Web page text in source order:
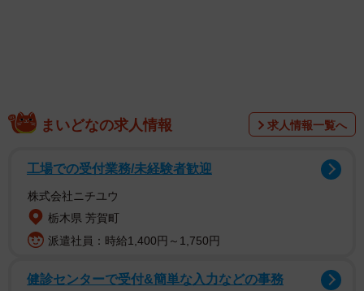
田中さんと同じような悩みを抱える人は多いのではないで
しょうか。介護保険サービスも、何を利用すれば良いの
か、どこで相談が出来るのか、少し難しく感じてしまいま
すよね。
ックを見ていきましょう。
まいどなの求人情報 求人情報一覧へ
工場での受付業務/未経験者歓迎
株式会社ニチユウ
栃木県 芳賀町
派遣社員：時給1,400円～1,750円
健診センターで受付&簡単な入力などの事務